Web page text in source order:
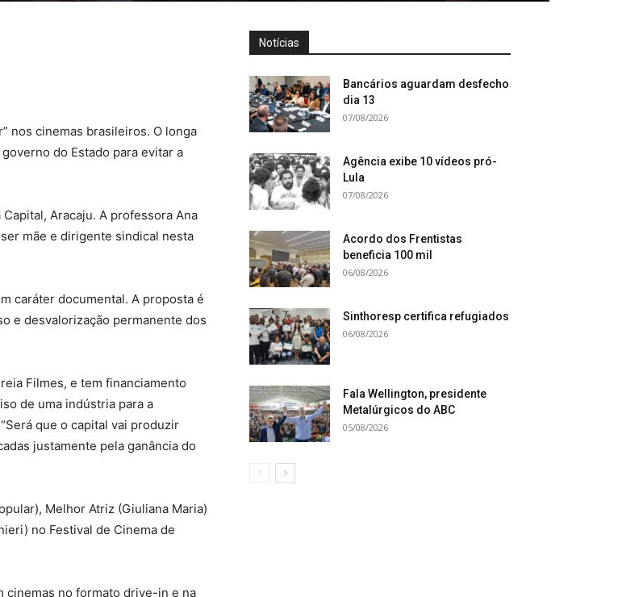
nos cinemas brasileiros. O longa
do Estado para evitar a
Aracaju. A professora Ana
mãe e dirigente sindical nesta
caráter documental. A proposta é
e desvalorização permanente dos
Filmes, e tem financiamento
de uma indústria para a
que o capital vai produzir
justamente pela ganância do
Melhor Atriz (Giuliana Maria)
no Festival de Cinema de
cinemas no formato drive-in e na
Notícias
Bancários aguardam desfecho
dia 13
07/08/2026
Agência exibe 10 vídeos pró-
Lula
07/08/2026
Acordo dos Frentistas
beneficia 100 mil
06/08/2026
Sinthoresp certifica refugiados
06/08/2026
Fala Wellington, presidente
Metalúrgicos do ABC
05/08/2026